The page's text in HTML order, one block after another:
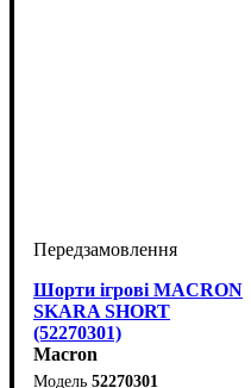
Шорти ігрові MACRON
SKARA SHORT
(52270301)
Macron
52270301